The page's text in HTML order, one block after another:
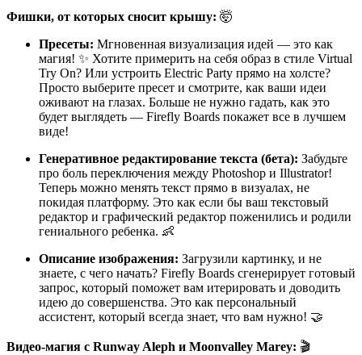
Фишки, от которых сносит крышу: 🤯
Пресеты: Мгновенная визуализация идей — это как
магия! ✨ Хотите примерить на себя образ в стиле Virtual
Try On? Или устроить Electric Party прямо на холсте?
Просто выберите пресет и смотрите, как ваши идеи
оживают на глазах. Больше не нужно гадать, как это
будет выглядеть — Firefly Boards покажет все в лучшем
виде!
Генеративное редактирование текста (бета): Забудьте
про боль переключения между Photoshop и Illustrator!
Теперь можно менять текст прямо в визуалах, не
покидая платформу. Это как если бы ваш текстовый
редактор и графический редактор поженились и родили
гениального ребенка. 👶
Описание изображения: Загрузили картинку, и не
знаете, с чего начать? Firefly Boards сгенерирует готовый
запрос, который поможет вам итерировать и доводить
идею до совершенства. Это как персональный
ассистент, который всегда знает, что вам нужно! 🤝
Видео-магия с Runway Aleph и Moonvalley Marey: 🎬